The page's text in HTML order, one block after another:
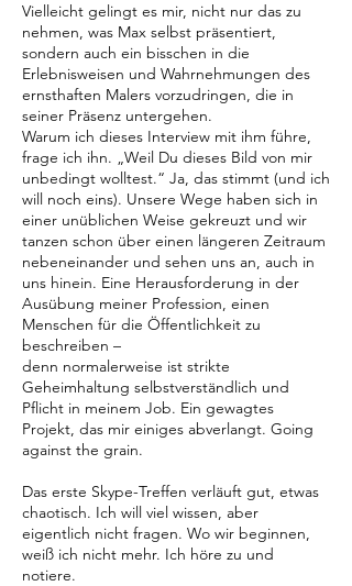
Vielleicht gelingt es mir, nicht nur das zu
nehmen, was Max selbst präsentiert,
sondern auch ein bisschen in die
Erlebnisweisen und Wahrnehmungen des
ernsthaften Malers vorzudringen, die in
seiner Präsenz untergehen.
Warum ich dieses Interview mit ihm führe,
frage ich ihn. „Weil Du dieses Bild von mir
unbedingt wolltest.“ Ja, das stimmt (und ich
will noch eins). Unsere Wege haben sich in
einer unüblichen Weise gekreuzt und wir
tanzen schon über einen längeren Zeitraum
nebeneinander und sehen uns an, auch in
uns hinein. Eine Herausforderung in der
Ausübung meiner Profession, einen
Menschen für die Öffentlichkeit zu
beschreiben –
denn normalerweise ist strikte
Geheimhaltung selbstverständlich und
Pflicht in meinem Job. Ein gewagtes
Projekt, das mir einiges abverlangt. Going
against the grain.
Das erste Skype-Treffen verläuft gut, etwas
chaotisch. Ich will viel wissen, aber
eigentlich nicht fragen. Wo wir beginnen,
weiß ich nicht mehr. Ich höre zu und
notiere.